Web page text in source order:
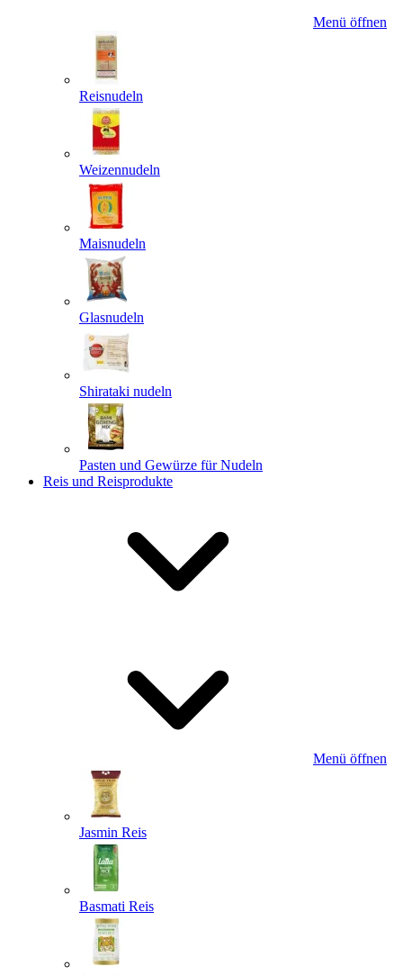
Menü öffnen
Reisnudeln
Weizennudeln
Maisnudeln
Glasnudeln
Shirataki nudeln
Pasten und Gewürze für Nudeln
Reis und Reisprodukte
Menü öffnen
Jasmin Reis
Basmati Reis